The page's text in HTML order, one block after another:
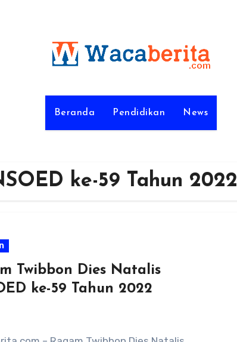
Beranda Pendidikan News
ke-59 Tahun 2022
Twibbon Dies Natalis
ke-59 Tahun 2022